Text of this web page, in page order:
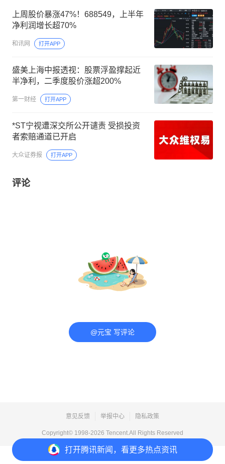
打开腾讯新闻，看更多热点资讯
上周股价暴涨47%！688549，上半年
净利润增长超70%
和讯网 打开APP
盛美上海中报透视：股票浮盈撑起近
半净利，二季度股价涨超200%
第一财经 打开APP
*ST宁视遭深交所公开谴责 受损投资
者索赔通道已开启
大众证券报 打开APP
评论
@元宝 写评论
意见反馈 举报中心 隐私政策
Copyright© 1998-2026 Tencent.All Rights Reserved